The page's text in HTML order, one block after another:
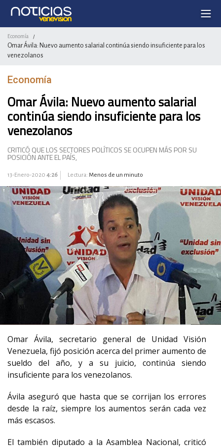
Economía /
Omar Ávila: Nuevo aumento salarial continúa siendo insuficiente para los
venezolanos
Economía
Omar Ávila: Nuevo aumento salarial
continúa siendo insuficiente para los
venezolanos
CRITICÓ QUE LOS SECTORES POLÍTICOS SE OCUPEN MÁS POR SU
POSICIÓN ANTE EL PAÍS,
13-Enero-2020 4:26 Lectura: Menos de un minuto
Omar Ávila, secretario general de Unidad Visión
Venezuela, fijó posición acerca del primer aumento de
sueldo del año, y a su juicio, continúa siendo
insuficiente para los venezolanos.
Ávila aseguró que hasta que se corrijan los errores
desde la raíz, siempre los aumentos serán cada vez
más escasos.
El también diputado a la Asamblea Nacional, criticó